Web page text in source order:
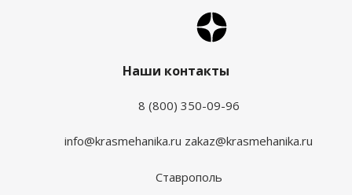
Наши контакты
8 (800) 350-09-96
info@krasmehanika.ru zakaz@krasmehanika.ru
Ставрополь